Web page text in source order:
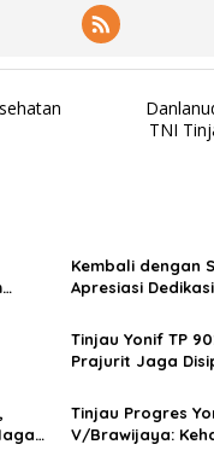
TNI
Kembali dengan
Apresiasi
Tinjau Yonif TP
Prajurit Jaga
Tinjau Progres
V/Brawijaya: